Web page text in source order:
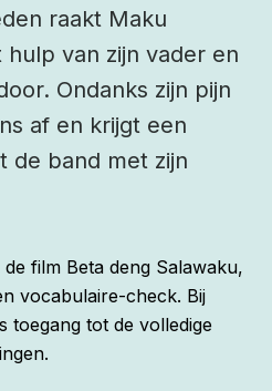
raakt Maku
van zijn vader en
Ondanks zijn pijn
af en krijgt een
de band met zijn
film Beta deng Salawaku,
vocabulaire-check. Bij
toegang tot de volledige